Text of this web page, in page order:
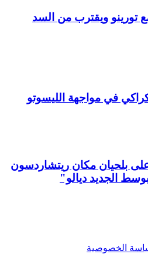
تورينو ويقترب من السد
في مواجهة الليسوتو
بلحيان مكان ريتشاردسون
الجديد ديالو"
الخصوصية